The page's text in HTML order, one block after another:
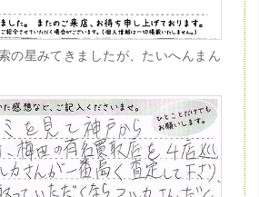
の星みてきましたが、たいへんまん